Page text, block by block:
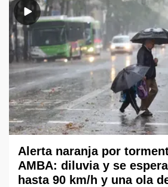
Alerta naranja por
AMBA: diluvia y se
hasta 90 km/h y una ola